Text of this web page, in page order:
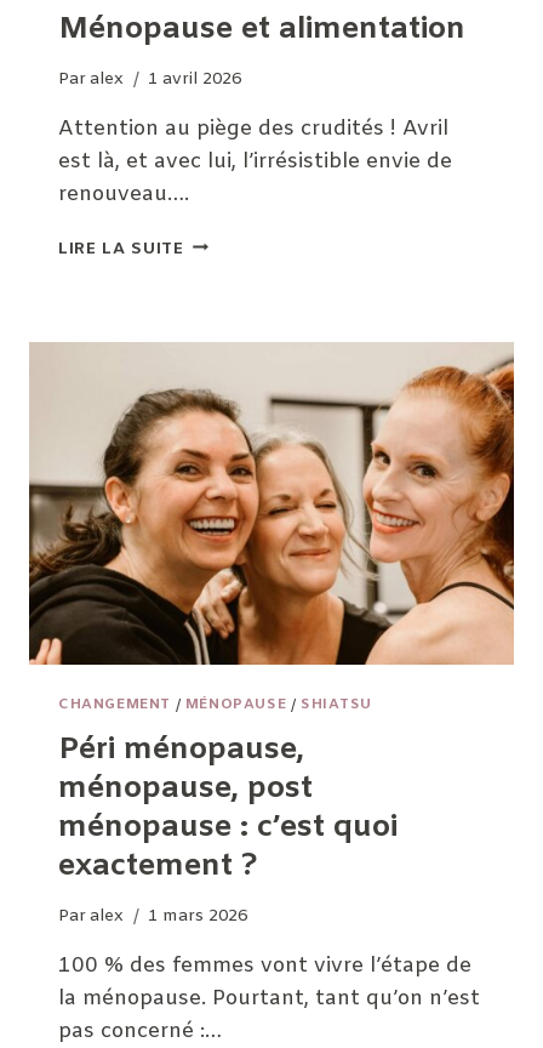
Ménopause et alimentation
Paralex 1 avril 2026
Attention au piège des crudités ! Avril
est là, et avec lui, l’irrésistible envie de
renouveau….
LIRE LA SUITE MÉNOPAUSE
CHANGEMENT / MÉNOPAUSE / SHIATSU
Péri ménopause,
ménopause, post
ménopause : c’est quoi
exactement ?
Paralex 1 mars 2026
100 % des femmes vont vivre l’étape de
la ménopause. Pourtant, tant qu’on n’est
pas concerné :…